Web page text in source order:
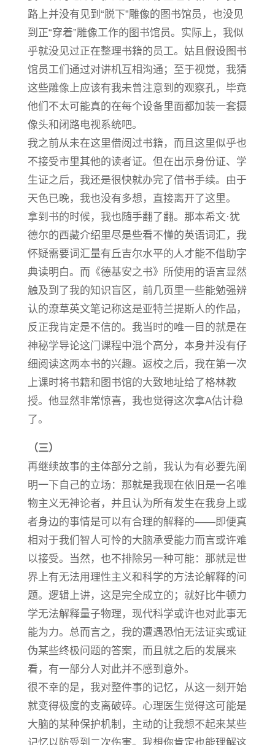
路上并没有见到“脱下”雕像的图书馆员，也没见
到正“穿着”雕像工作的图书馆员。实际上，我似
乎就没见过正在整理书籍的员工。姑且假设图书
馆员工们通过对讲机互相沟通；至于视觉，我猜
这些雕像上应该有我未曾注意到的观察孔，毕竟
他们不太可能真的在每个设备里面都加装一套摄
像头和闭路电视系统吧。
我之前从未在这里借阅过书籍，而且这里似乎也
不接受市里其他的读者证。但在出示身份证、学
生证之后，我还是很快就办完了借书手续。由于
天色已晚，我也没有多想，直接离开了这里。
拿到书的时候，我也随手翻了翻。那本希文·犹
德尔的西藏介绍里尽是些看不懂的英语词汇，我
怀疑需要词汇量有丘吉尔水平的人才能不借助字
典读明白。而《德基安之书》所使用的语言显然
触及到了我的知识盲区，前几页里一些能勉强辨
认的潦草英文笔记称这是亚特兰提斯人的作品，
反正我肯定是不信的。我当时的唯一目的就是在
神秘学导论这门课程中混个高分，本身并没有仔
细阅读这两本书的兴趣。返校之后，我在第一次
上课时将书籍和图书馆的大致地址给了格林教
授。他显然非常惊喜，我也觉得这次拿A估计稳
了。
（三）
再继续故事的主体部分之前，我认为有必要先阐
明一下自己的立场：那就是我现在依旧是一名唯
物主义无神论者，并且认为所有发生在我身上或
者身边的事情是可以有合理的解释的——即便真
相对于我们智人可怜的大脑承受能力而言或许难
以接受。当然，也不排除另一种可能：那就是世
界上有无法用理性主义和科学的方法论解释的问
题。逻辑上讲，这是完全成立的；就好比牛顿力
学无法解释量子物理，现代科学或许也对此事无
能为力。总而言之，我的遭遇恐怕无法证实或证
伪某些终极问题的答案，而且就之后的发展来
看，有一部分人对此并不感到意外。
很不幸的是，我对整件事的记忆，从这一刻开始
就变得极度的支离破碎。心理医生觉得这可能是
大脑的某种保护机制，主动的让我想不起来某些